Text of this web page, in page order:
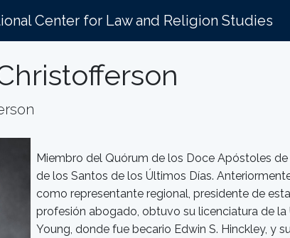
Center for Law and Religion Studies
Miembro del Quórum de los Doce Apóstoles
de los Santos de los Últimos Días.
como representante regional, presidente de
profesión abogado, obtuvo su licenciatura de la
Young, donde fue becario Edwin S. Hinckley, y